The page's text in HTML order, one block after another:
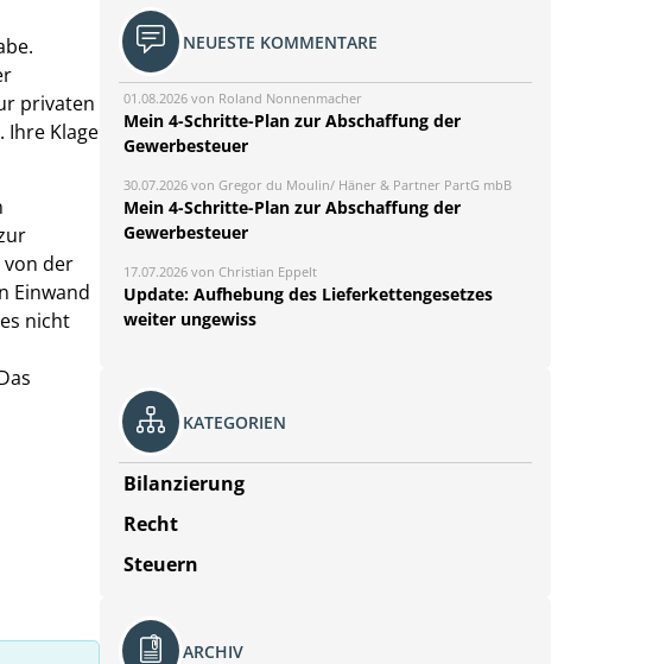
privaten
Ihre Klage
der
Einwand
nicht
NEUESTE KOMMENTARE
01.08.2026 von Roland Nonnenmacher
Mein 4-Schritte-Plan zur Abschaffung der
Gewerbesteuer
30.07.2026 von Gregor du Moulin/ Häner & Partner PartG mbB
Mein 4-Schritte-Plan zur Abschaffung der
Gewerbesteuer
17.07.2026 von Christian Eppelt
Update: Aufhebung des Lieferkettengesetzes
weiter ungewiss
KATEGORIEN
Bilanzierung
Recht
Steuern
ARCHIV